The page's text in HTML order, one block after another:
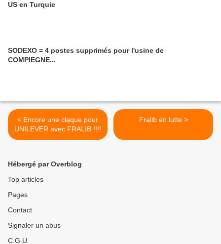
US en Turquie
SODEXO = 4 postes supprimés pour l'usine de
COMPIEGNE...
< Encore une claque pour
UNILEVER avec FRALIB !!!!
Fralib en lutte >
Hébergé par Overblog
Top articles
Pages
Contact
Signaler un abus
C.G.U.